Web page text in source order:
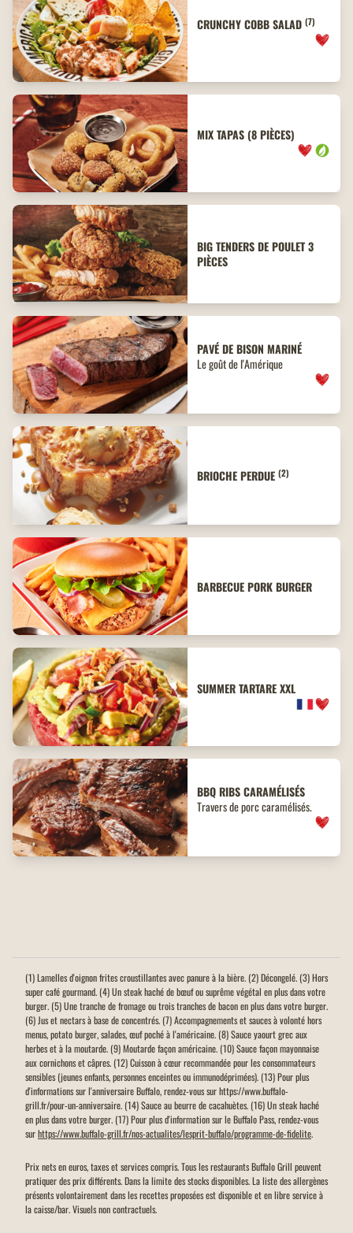
CRUNCHY COBB SALAD (7)
MIX TAPAS (8 PIÈCES)
BIG TENDERS DE POULET 3
PIÈCES
PAVÉ DE BISON MARINÉ
Le goût de l'Amérique
BRIOCHE PERDUE (2)
BARBECUE PORK BURGER
SUMMER TARTARE XXL
BBQRIBSCARAMÉLISÉS
Travers de porc caramélisés.
(1) Lamelles d'oignon frites croustillantes avec panure à la bière. (2) Décongelé. (3) Hors
super café gourmand. (4) Un steak haché de bœuf ou suprême végétal en plus dans votre
burger. (5) Une tranche de fromage ou trois tranches de bacon en plus dans votre burger.
(6) Jus et nectars à base de concentrés. (7) Accompagnements et sauces à volonté hors
menus, potato burger, salades, œuf poché à l'américaine. (8) Sauce yaourt grec aux
herbes et à la moutarde. (9) Moutarde façon américaine. (10) Sauce façon mayonnaise
aux cornichons et câpres. (12) Cuisson à cœur recommandée pour les consommateurs
sensibles (jeunes enfants, personnes enceintes ou immunodéprimées). (13) Pour plus
d'informations sur l'anniversaire Buffalo, rendez-vous sur https://www.buffalo-
grill.fr/pour-un-anniversaire. (14) Sauce au beurre de cacahuètes. (16) Un steak haché
en plus dans votre burger. (17) Pour plus d'information sur le Buffalo Pass, rendez-vous
surhttps://www.buffalo-grill.fr/nos-actualites/lesprit-buffalo/programme-de-fidelite.
Prix nets en euros, taxes et services compris. Tous les restaurants Buffalo Grill peuvent
pratiquer des prix différents. Dans la limite des stocks disponibles. La liste des allergènes
présents volontairement dans les recettes proposées est disponible et en libre service à
la caisse/bar. Visuels non contractuels.